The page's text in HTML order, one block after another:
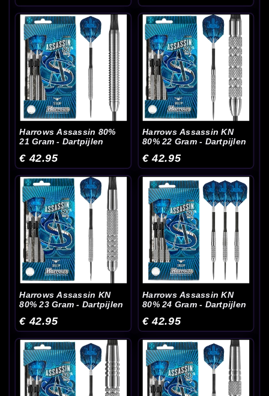
Harrows Assassin 80%
21 Gram - Dartpijlen
€ 42.95
Harrows Assassin KN
80% 22 Gram - Dartpijlen
€ 42.95
Harrows Assassin KN
80% 23 Gram - Dartpijlen
€ 42.95
Harrows Assassin KN
80% 24 Gram - Dartpijlen
€ 42.95